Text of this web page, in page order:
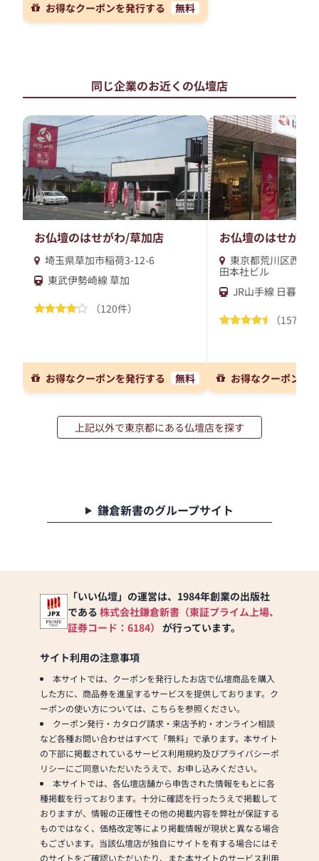
お得なクーポンを発行する 無料
同じ企業のお近くの仏壇店
お仏壇のはせがわ/草加店
埼玉県草加市稲荷3-12-6
東武伊勢崎線 草加
（120件）
お得なクーポンを発行する 無料
お仏壇のはせがわ/
東京都荒川区西日
田本社ビル
JR山手線 日暮里
（157件）
お得なクーポンを
上記以外で東京都にある仏壇店を探す
鎌倉新書のグループサイト
「いい仏壇」の運営は、1984年創業の出版社
である 株式会社鎌倉新書（東証プライム上場、
証券コード：6184） が行っています。
サイト利用の注意事項
本サイトでは、クーポンを発行したお店で仏壇商品を購入
した方に、商品券を進呈するサービスを提供しております。ク
ーポンの使い方については、こちらを参照ください。
クーポン発行・カタログ請求・来店予約・オンライン相談
など各種お問い合わせはすべて「無料」で承ります。本サイト
の下部に掲載されているサービス利用規約及びプライバシーポ
リシーにご同意いただいたうえで、お申し込みください。
本サイトでは、各仏壇店舗から申告された情報をもとに各
種掲載を行っております。十分に確認を行ったうえで掲載して
おりますが、情報の正確性その他の掲載内容を弊社が保証する
ものではなく、価格改定等により掲載情報が現状と異なる場合
もございます。当該仏壇店が独自にサイトを有する場合にはそ
のサイトをご確認いただいたり、また本サイトのサービス利用